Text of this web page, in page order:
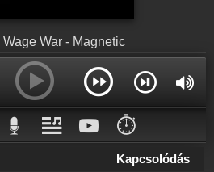
Wage War - Magnetic
⏱️
Kapcsolódás